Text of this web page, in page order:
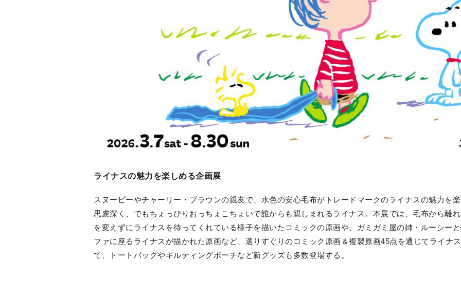
ライナスの魅力を楽しめる企画展
スヌーピーやチャーリー・ブラウンの親友で、水色の安心毛布がトレードマークのライナスの魅力を
思慮深く、でもちょっぴりおっちょこちょいで誰からも親しまれるライナス。本展では、毛布から離
を変えずにライナスを待ってくれている様子を描いたコミックの原画や、ガミガミ屋の姉・ルーシー
ファに座るライナスが描かれた原画など、選りすぐりのコミック原画＆複製原画45点を通じてライナ
て、トートバッグやキルティングポーチなど新グッズも多数登場する。